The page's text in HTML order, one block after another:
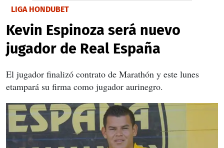
LIGA HONDUBET
Kevin Espinoza será nuevo
jugador de Real España
El jugador finalizó contrato de Marathón y este lunes
etampará su firma como jugador aurinegro.